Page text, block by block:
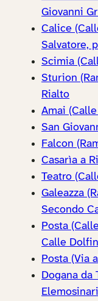
Giovanni
Calice
Salvatore,
Scimia
Sturion
Rialto
Amai
San
Falcon
Casarìa a
Teatro
Galeazza
Secondo
Posta
Calle Dolfin
Posta (Via
Dogana da